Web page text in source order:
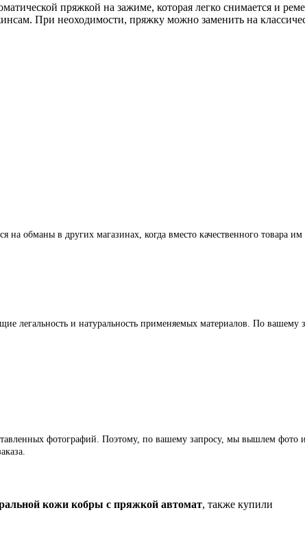
пряжкой на зажиме, которая легко снимается и
При неоходимости, пряжку можно заменить на
на обманы в других магазинах, когда вместо качественного товара
легальность и натуральность применяемых материалов. По
фотографий. Поэтому, по вашему запросу, мы вышлем фото
кожи кобры с пряжкой автомат, также купили